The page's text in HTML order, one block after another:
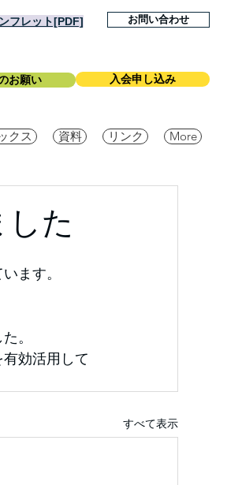
フレット[PDF] お問い合わせ
お願い 入会申し込み
クス 資料 リンク More
た
ます。
。
効活用して
すべて表示